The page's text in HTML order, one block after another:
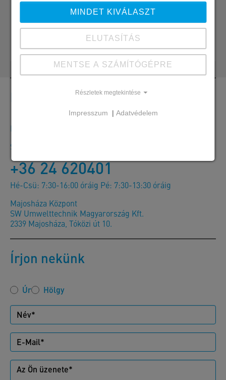
Office
office@sw-umwelttechnik.hu
Megrendelések, ajánlatok és termékinformációk
SW Umwelttechnik Magyarország Kft.
+36 24 620401
Hé-Csü: 7:30-16:00 óráig Pé: 7:30-13:30 óráig
Majosháza Központ
SW Umwelttechnik Magyarország Kft.
2339 Majosháza, Tóközi út 10.
Írjon nekünk
Úr Hölgy
MINDET KIVÁLASZT
ELUTASÍTÁS
MENTSE A SZÁMÍTÓGÉPRE
Részletek megtekintése
Impresszum | Adatvédelem